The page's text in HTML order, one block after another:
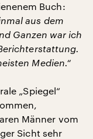
Buch:
aus dem
Ganzen war ich
Medien.“
„Spiegel“
Männer vom
Sicht sehr